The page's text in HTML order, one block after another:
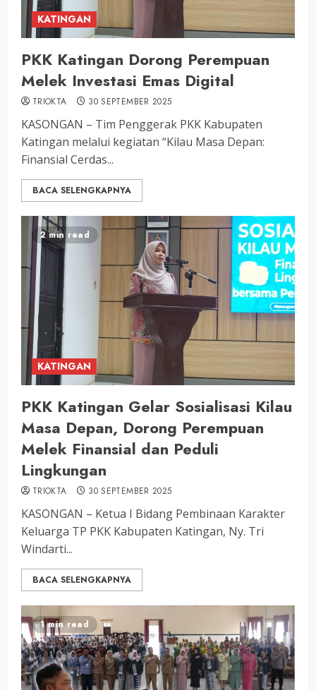
KATINGAN
PKK Katingan Dorong Perempuan
Melek Investasi Emas Digital
TRIOKTA 30 SEPTEMBER 2025
KASONGAN – Tim Penggerak PKK Kabupaten
Katingan melalui kegiatan “Kilau Masa Depan:
Finansial Cerdas...
BACA SELENGKAPNYA
2 min read
KATINGAN
PKK Katingan Gelar Sosialisasi Kilau
Masa Depan, Dorong Perempuan
Melek Finansial dan Peduli
Lingkungan
TRIOKTA 30 SEPTEMBER 2025
KASONGAN – Ketua I Bidang Pembinaan Karakter
Keluarga TP PKK Kabupaten Katingan, Ny. Tri
Windarti...
BACA SELENGKAPNYA
1 min read